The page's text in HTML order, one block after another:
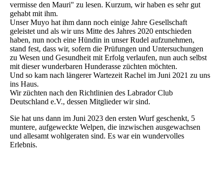
vermisse den Mauri" zu lesen. Kurzum, wir haben es sehr gut
gehabt mit ihm.
Unser Muyo hat ihm dann noch einige Jahre Gesellschaft
geleistet und als wir uns Mitte des Jahres 2020 entschieden
haben, nun noch eine Hündin in unser Rudel aufzunehmen,
stand fest, dass wir, sofern die Prüfungen und Untersuchungen
zu Wesen und Gesundheit mit Erfolg verlaufen, nun auch selbst
mit dieser wunderbaren Hunderasse züchten möchten.
Und so kam nach längerer Wartezeit Rachel im Juni 2021 zu uns
ins Haus.
Wir züchten nach den Richtlinien des Labrador Club
Deutschland e.V., dessen Mitglieder wir sind.
Sie hat uns dann im Juni 2023 den ersten Wurf geschenkt, 5
muntere, aufgeweckte Welpen, die inzwischen ausgewachsen
und allesamt wohlgeraten sind. Es war ein wundervolles
Erlebnis.